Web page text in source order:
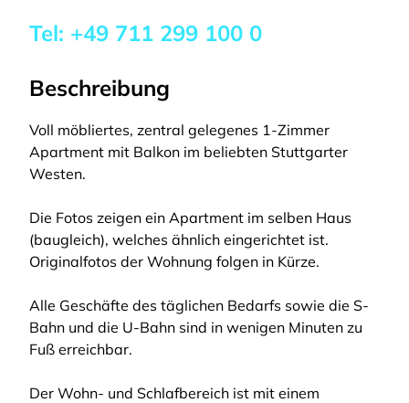
Tel: +49 711 299 100 0
Beschreibung
Voll möbliertes, zentral gelegenes 1-Zimmer
Apartment mit Balkon im beliebten Stuttgarter
Westen.
Die Fotos zeigen ein Apartment im selben Haus
(baugleich), welches ähnlich eingerichtet ist.
Originalfotos der Wohnung folgen in Kürze.
Alle Geschäfte des täglichen Bedarfs sowie die S-
Bahn und die U-Bahn sind in wenigen Minuten zu
Fuß erreichbar.
Der Wohn- und Schlafbereich ist mit einem